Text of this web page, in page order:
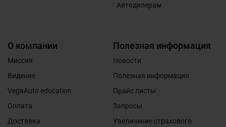
Автодилерам
О компании
Миссия
Видение
VegaAuto education
Оплата
Доставка
Полезная информация
Новости
Полезная информация
Прайс листы
Запросы
Увеличение страхового